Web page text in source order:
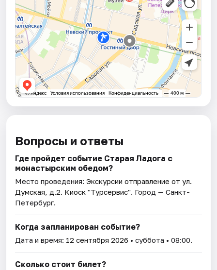
Вопросы и ответы
Где пройдет событие Старая Ладога c
монастырским обедом?
Место проведения:Экскурсии отправление от ул.
Думская, д.2. Киоск "Турсервис". Город — Санкт-
Петербург.
Когда запланирован событие?
Дата и время: 12 сентября 2026 • суббота • 08:00.
Сколько стоит билет?